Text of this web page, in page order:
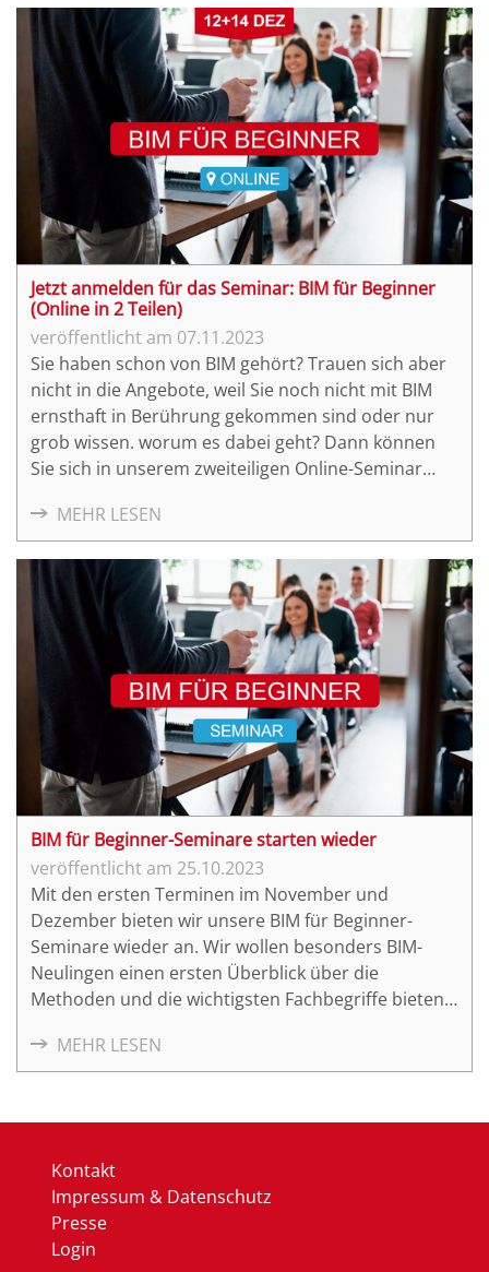
Jetzt anmelden für das Seminar: BIM für Beginner
(Online in 2 Teilen)
07.11.2023
Sie haben schon von BIM gehört? Trauen sich aber
nicht in die Angebote, weil Sie noch nicht mit BIM
ernsthaft in Berührung gekommen sind oder nur
grob wissen. worum es dabei geht? Dann können
Sie sich in unserem zweiteiligen Online-Seminar
sammeln.
MEHR LESEN
BIM für Beginner-Seminare starten wieder
25.10.2023
Mit den ersten Terminen im November und
Dezember bieten wir unsere BIM für Beginner-
Seminare wieder an. Wir wollen besonders BIM-
Neulingen einen ersten Überblick über die
Methoden und die wichtigsten Fachbegriffe bieten
aussehen könnten.
MEHR LESEN
Kontakt
Impressum & Datenschutz
Presse
Login